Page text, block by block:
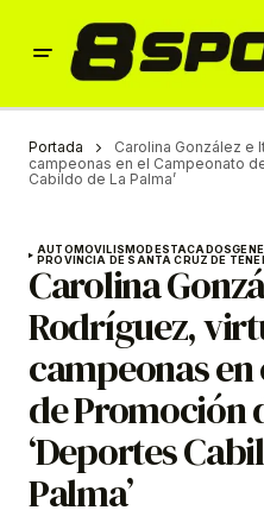
Portada
Carolina González e
campeonas en el Campeonato
Cabildo de La Palma’
AUTOMOVILISMODESTACADOS
PROVINCIA DE SANTA CRUZ DE
Carolina
Rodríguez,
campeonas
de Promoción
‘Deportes
Palma’